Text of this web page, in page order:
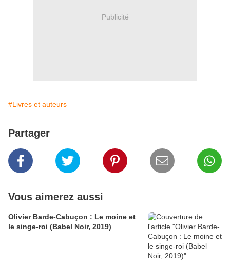
Publicité
#Livres et auteurs
Partager
Vous aimerez aussi
Olivier Barde-Cabuçon : Le moine et
le singe-roi (Babel Noir, 2019)